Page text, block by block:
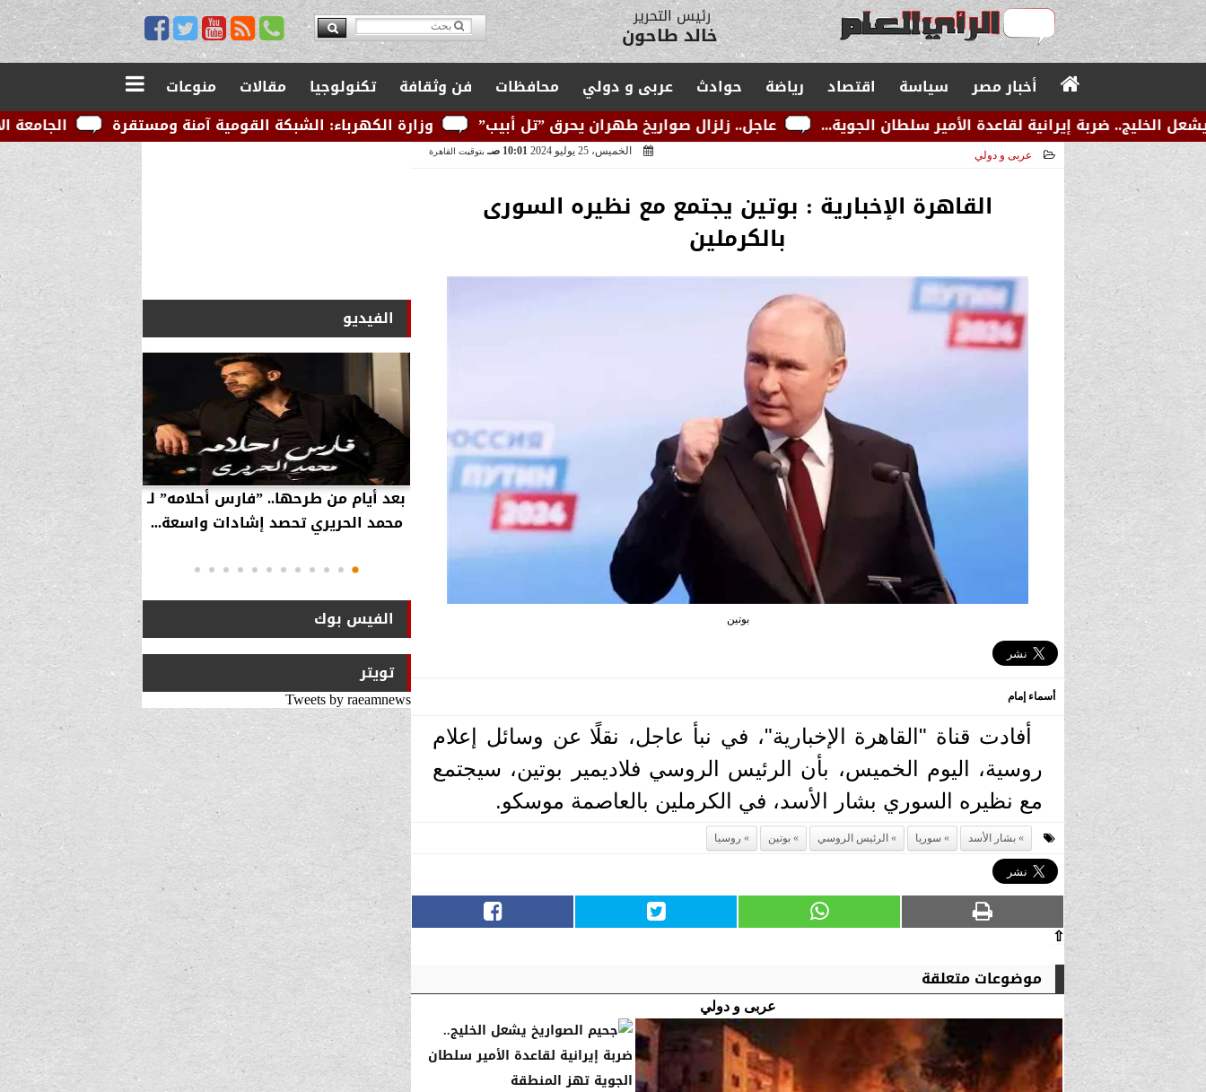
مدير التحرير
يوسف قبودان
أخبار مصر سياسة اقتصاد رياضة حوادث عربى و دولي محافظات فن وثقافة تكنولوجيا مقالات
منوعات
الجامعة الأمريكية
وزارة الكهرباء: الشبكة القومية آمنة ومستقرة عاجل.. زلزال صواريخ طهران يحرق ”تل أبيب” إيرانية لقاعدة الأمير سلطان الجوية...
عربى و دولي الخميس، 25 يوليو 2024 10:01 صـ بتوقيت القاهرة
القاهرة الإخبارية : بوتين يجتمع مع نظيره السورى
بالكرملين
بوتين
أسماء إمام
أفادت قناة "القاهرة الإخبارية"، في نبأ عاجل، نقلًا عن وسائل إعلام
روسية، اليوم الخميس، بأن الرئيس الروسي فلاديمير بوتين، سيجتمع
مع نظيره السوري بشار الأسد، في الكرملين بالعاصمة موسكو.
بشار الأسد سوريا الرئيس الروسي بوتين روسيا
⇧
موضوعات متعلقة
عربى و دولي
الفيديو
انتهاكات الدوحة.. تقرير يفضح تجاوزات
تميم ضد ابن عمه طلال آل ثاني
بعد أيام من طرحها.. ”فارس أحلامه” لـ
محمد الحريري تحصد إشادات واسعة...
بالفيديو…
استراتيجية
انتقلت
الفيس بوك
تويتر
Tweets by raeamnews